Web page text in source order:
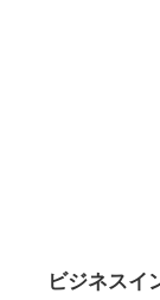
ビジネスイ